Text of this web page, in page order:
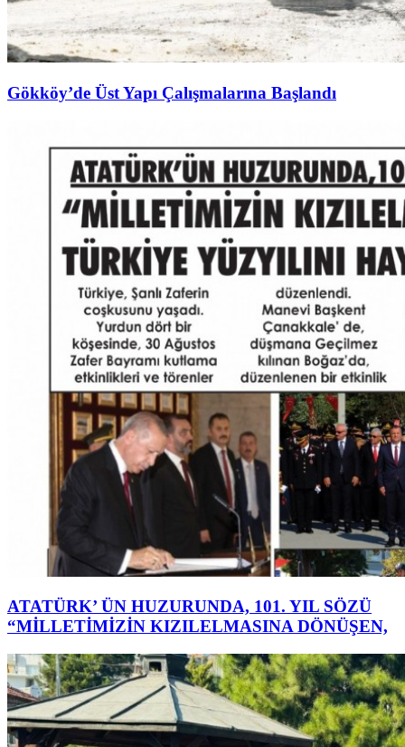
Gökköy’de Üst Yapı Çalışmalarına Başlandı
ATATÜRK’ ÜN HUZURUNDA, 101. YIL SÖZÜ
“MİLLETİMİZİN KIZILELMASINA DÖNÜŞEN,